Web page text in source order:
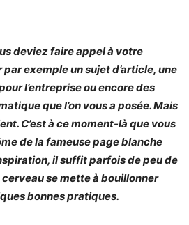
deviez faire appel à votre
exemple un sujet d’article, une
l’entreprise ou encore des
que l’on vous a posée. Mais
C’est à ce moment-là que vous
de la fameuse page blanche
il suffit parfois de peu de
se mette à bouillonner
bonnes pratiques.